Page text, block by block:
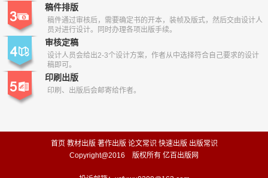
稿件排版
稿件通过审核后，需要确定书的开本，装帧及版式，然后交由设计人
员对进行设计。同时办理各项出版手续。
审核定稿
设计人员会给出2-3个设计方案，作者从中选择符合自己要求的设计
稿即可。
印刷出版
印刷、出版后会邮寄给作者。
首页 教材出版 著作出版 论文常识 快速出版 出版常识
Copyright@2016 版权所有 亿百出版网